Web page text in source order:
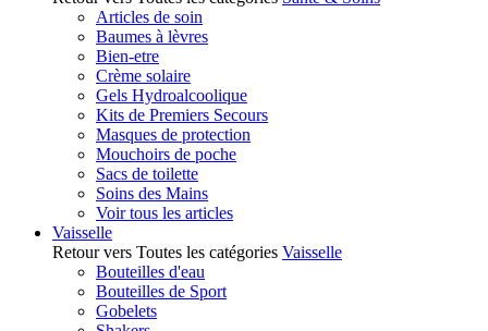
Articles de soin
Baumes à lèvres
Bien-etre
Crème solaire
Gels Hydroalcoolique
Kits de Premiers Secours
Masques de protection
Mouchoirs de poche
Sacs de toilette
Soins des Mains
Voir tous les articles
Vaisselle
Retour vers Toutes les catégories Vaisselle
Bouteilles d'eau
Bouteilles de Sport
Gobelets